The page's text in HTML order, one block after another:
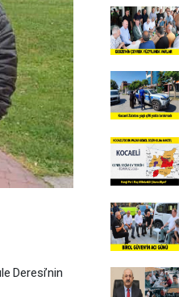
Deresi’nin